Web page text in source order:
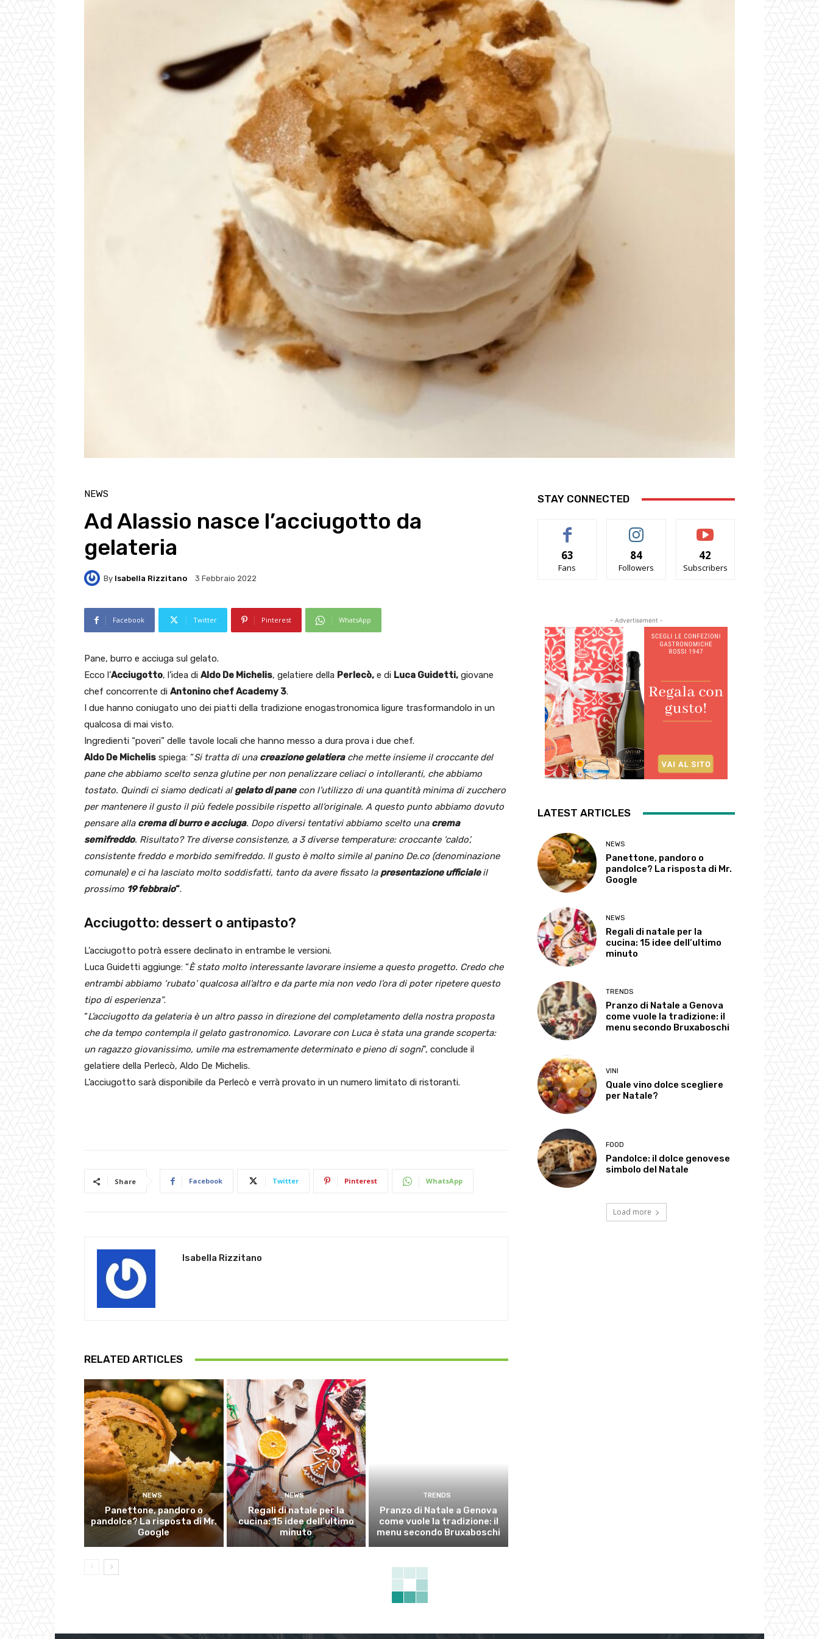
NEWS
Ad Alassio nasce l’acciugotto da
gelateria
By Isabella Rizzitano 3 Febbraio 2022
Facebook Twitter Pinterest WhatsApp
Pane, burro e acciuga sul gelato.
Ecco l’Acciugotto, l’idea di Aldo De Michelis, gelatiere della Perlecò, e di Luca Guidetti, giovane
chef concorrente di Antonino chef Academy 3.
I due hanno coniugato uno dei piatti della tradizione enogastronomica ligure trasformandolo in un
qualcosa di mai visto.
Ingredienti “poveri” delle tavole locali che hanno messo a dura prova i due chef.
Aldo De Michelis spiega: “Si tratta di una creazione gelatierache mette insieme il croccante del
pane che abbiamo scelto senza glutine per non penalizzare celiaci o intolleranti, che abbiamo
tostato. Quindi ci siamo dedicati al gelato di panecon l’utilizzo di una quantità minima di zucchero
per mantenere il gusto il più fedele possibile rispetto all’originale. A questo punto abbiamo dovuto
pensare alla crema di burro e acciuga. Dopo diversi tentativi abbiamo scelto una crema
semifreddo. Risultato? Tre diverse consistenze, a 3 diverse temperature: croccante ‘caldo’,
consistente freddo e morbido semifreddo. Il gusto è molto simile al panino De.co (denominazione
comunale) e ci ha lasciato molto soddisfatti, tanto da avere fissato la presentazione ufficialeil
prossimo 19 febbraio“.
Acciugotto: dessert o antipasto?
L’acciugotto potrà essere declinato in entrambe le versioni.
Luca Guidetti aggiunge: “È stato molto interessante lavorare insieme a questo progetto. Credo che
entrambi abbiamo ‘rubato’ qualcosa all’altro e da parte mia non vedo l’ora di poter ripetere questo
tipo di esperienza”.
“L’acciugotto da gelateria è un altro passo in direzione del completamento della nostra proposta
che da tempo contempla il gelato gastronomico. Lavorare con Luca è stata una grande scoperta:
un ragazzo giovanissimo, umile ma estremamente determinato e pieno di sogni”, conclude il
gelatiere della Perlecò, Aldo De Michelis.
L’acciugotto sarà disponibile da Perlecò e verrà provato in un numero limitato di ristoranti.
Share Facebook Twitter Pinterest WhatsApp
Isabella Rizzitano
RELATED ARTICLES
NEWS
Panettone, pandoro o
pandolce? La risposta di Mr.
Google
NEWS
Regali di natale per la
cucina: 15 idee dell’ultimo
minuto
TRENDS
Pranzo di Natale a Genova
come vuole la tradizione: il
menu secondo Bruxaboschi
STAY CONNECTED
63
Fans
84
Followers
42
Subscribers
- Advertisement -
LATEST ARTICLES
NEWS
Panettone, pandoro o
pandolce? La risposta di Mr.
Google
NEWS
Regali di natale per la
cucina: 15 idee dell’ultimo
minuto
TRENDS
Pranzo di Natale a Genova
come vuole la tradizione: il
menu secondo Bruxaboschi
VINI
Quale vino dolce scegliere
per Natale?
FOOD
Pandolce: il dolce genovese
simbolo del Natale
Load more